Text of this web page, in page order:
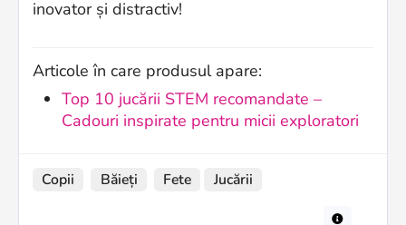
inovator și distractiv!
Articole în care produsul apare:
Top 10 jucării STEM recomandate –
Cadouri inspirate pentru micii exploratori
Copii Băieți Fete Jucării